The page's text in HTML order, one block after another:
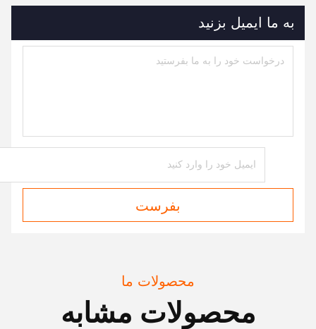
به ما ایمیل بزنید
بفرست
محصولات ما
محصولات مشابه